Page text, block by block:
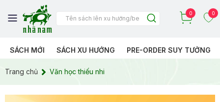
0 0
SÁCH MỚI SÁCH XU HƯỚNG PRE-ORDER SUY TƯỞNG
Trang chủ Văn học thiếu nhi